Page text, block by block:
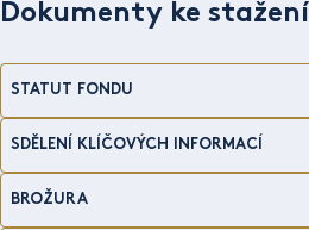
Dokumenty ke stažení
STATUT FONDU
SDĚLENÍ KLÍČOVÝCH INFORMACÍ
BROŽURA